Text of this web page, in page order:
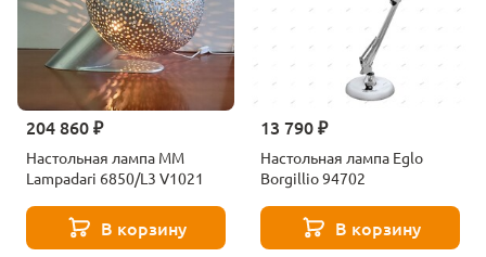
204 860 ₽
Настольная лампа MM
Lampadari 6850/L3 V1021
В корзину
13 790 ₽
Настольная лампа Eglo
Borgillio 94702
В корзину